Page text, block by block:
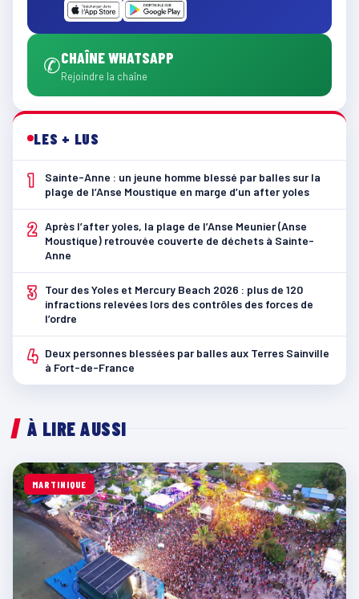
✆CHAÎNE WHATSAPP
Rejoindre la chaîne
LES + LUS
1
Sainte-Anne : un jeune homme blessé par balles sur la
plage de l’Anse Moustique en marge d’un after yoles
2 Après l’after yoles, la plage de l’Anse Meunier (Anse
Moustique) retrouvée couverte de déchets à Sainte-
Anne
3
Tour des Yoles et Mercury Beach 2026 : plus de 120
infractions relevées lors des contrôles des forces de
l’ordre
4 Deux personnes blessées par balles aux Terres Sainville
à Fort-de-France
À LIRE AUSSI
MARTINIQUE